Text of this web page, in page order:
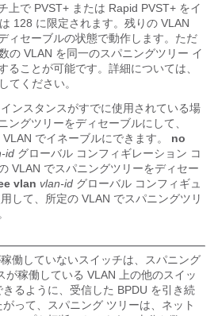
上で PVST+ または Rapid PVST+ をイ
128 に限定されます。残りの VLAN
ィセーブルの状態で動作します。ただ
の VLAN を同一のスパニングツリー イ
ることが可能です。詳細については、
てください。
ンスタンスがすでに使用されている場
ングツリーをディセーブルにして、
でイネーブルにできます。
no
id グローバル コンフィギレーション コ
VLAN でスパニングツリーをディセー
vlan vlan-id グローバル コンフィギュ
して、所定の VLAN でスパニングツリ
働していないスイッチは、スパニング
が稼働している VLAN 上の他のスイッ
るように、受信した BPDU を引き続
って、スパニング ツリーは、ネット